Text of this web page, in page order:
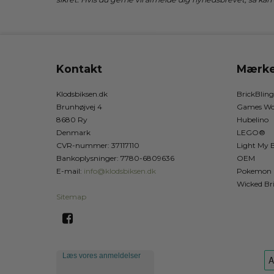
Kontakt
Klodsbiksen.dk
Brunhøjvej 4
8680 Ry
Denmark
CVR-nummer: 37117110
Bankoplysninger: 7780-6809636
E-mail: info@klodsbiksen.dk
Sitemap
BrickBling
Games
Hubelino
LEGO®
Light My
OEM
Pokemon
Wicked
Læs vores anmeldelser